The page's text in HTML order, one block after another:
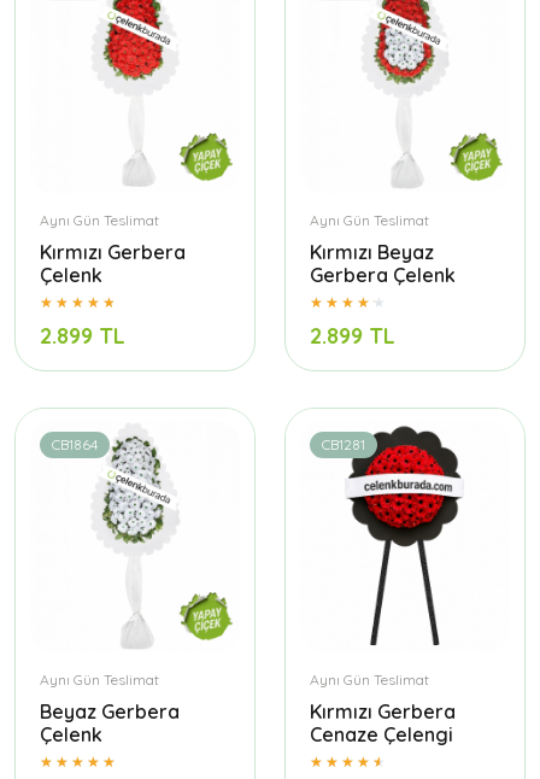
Aynı Gün Teslimat
Kırmızı Gerbera
Çelenk
2.899 TL
Aynı Gün Teslimat
Kırmızı Beyaz
Gerbera Çelenk
2.899 TL
CB1864
Aynı Gün Teslimat
Beyaz Gerbera
Çelenk
CB1281
Aynı Gün Teslimat
Kırmızı Gerbera
Cenaze Çelengi